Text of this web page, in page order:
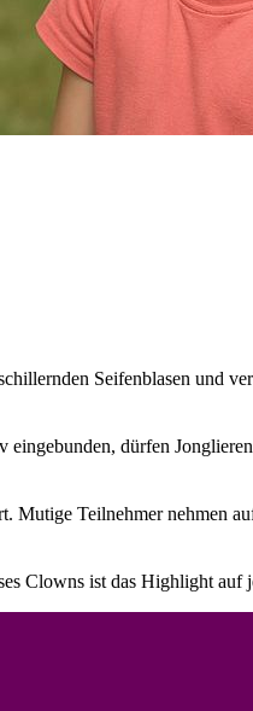
Seifenblasen und
dürfen
Teilnehmer nehmen
Clowns ist das Highlight